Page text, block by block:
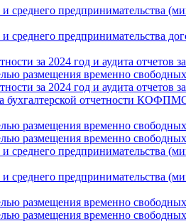
предпринимательства
предпринимательства
за 2024 год и аудита
размещения временно
за 2024 год и аудита
отчетности
размещения временно
размещения временно
предпринимательства
предпринимательства
размещения временно
размещения временно